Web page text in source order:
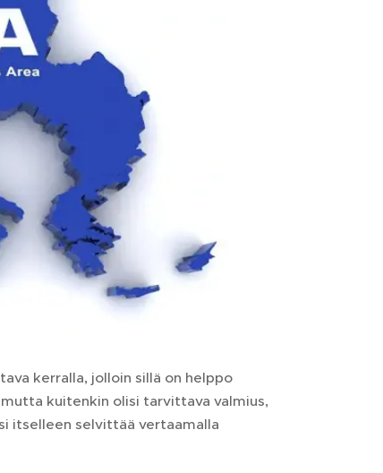
kerralla, jolloin sillä on helppo
kuitenkin olisi tarvittava valmius,
itselleen selvittää vertaamalla